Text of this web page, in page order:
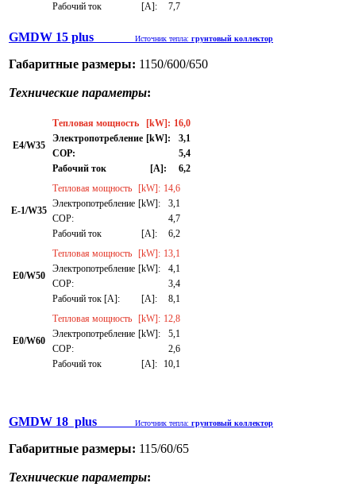
Рабочий ток
[A]: 7,7
GMDW 15 plus Источник тепла: грунтовый коллектор
Габаритные размеры: 1150/600/650
Технические параметры:
E4/W35
Тепловая мощность [kW]: 16,0
Электропотребление [kW]:
3,1
СОР:
5,4
Рабочий ток
[A]: 6,2
E-1/W35
Тепловая мощность [kW]: 14,6
Электропотребление [kW]:
3,1
СОР:
4,7
Рабочий ток
[A]: 6,2
E0/W50
Тепловая мощность [kW]: 13,1
Электропотребление [kW]:
4,1
СОР:
3,4
Рабочий ток [A]:
[A]: 8,1
E0/W60
Тепловая мощность [kW]: 12,8
Электропотребление [kW]:
5,1
СОР:
2,6
Рабочий ток
[A]: 10,1
GMDW 18 plus Источник тепла: грунтовый коллектор
Габаритные размеры: 115/60/65
Технические параметры: